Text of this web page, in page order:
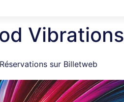
Vibrations
sur Billetweb